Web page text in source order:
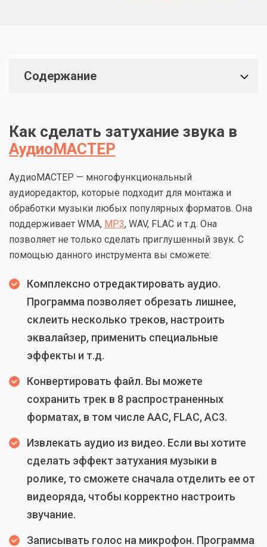
Содержание
Как сделать затухание звука в
АудиоМАСТЕР
АудиоМАСТЕР — многофункциональный
аудиоредактор, которые подходит для монтажа и
обработки музыки любых популярных форматов. Она
поддерживает WMA, MP3, WAV, FLAC и т.д. Она
позволяет не только сделать приглушенный звук. С
помощью данного инструмента вы сможете:
Комплексно отредактировать аудио.
Программа позволяет обрезать лишнее,
склеить несколько треков, настроить
эквалайзер, применить специальные
эффекты и т.д.
Конвертировать файл. Вы можете
сохранить трек в 8 распространенных
форматах, в том числе AAC, FLAC, AC3.
Извлекать аудио из видео. Если вы хотите
сделать эффект затухания музыки в
ролике, то сможете сначала отделить ее от
видеоряда, чтобы корректно настроить
звучание.
Записывать голос на микрофон. Программа